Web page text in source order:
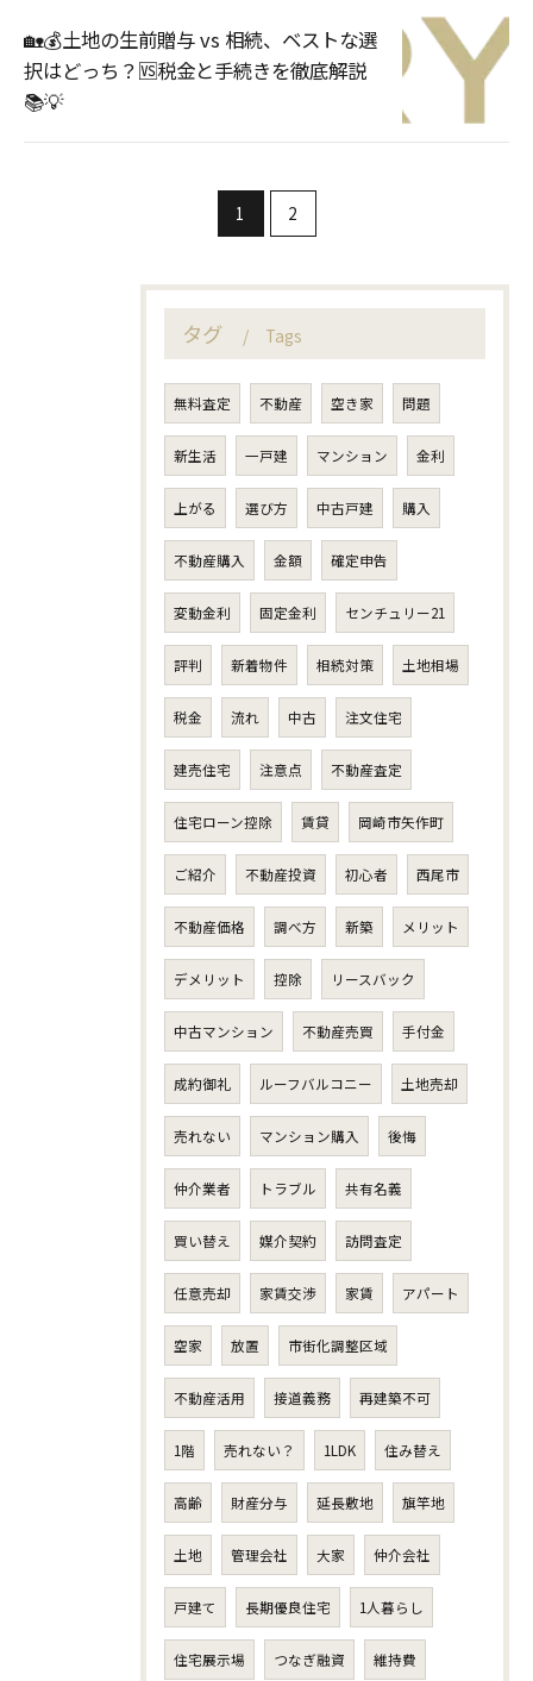
🏡💰土地の生前贈与 vs 相続、ベストな選
択はどっち？🆚税金と手続きを徹底解説
📚💡
1 2
タグ Tags
無料査定 不動産 空き家 問題
新生活 一戸建 マンション 金利
上がる 選び方 中古戸建 購入
不動産購入 金額 確定申告
変動金利 固定金利 センチュリー21
評判 新着物件 相続対策 土地相場
税金 流れ 中古 注文住宅
建売住宅 注意点 不動産査定
住宅ローン控除 賃貸 岡崎市矢作町
ご紹介 不動産投資 初心者 西尾市
不動産価格 調べ方 新築 メリット
デメリット 控除 リースバック
中古マンション 不動産売買 手付金
成約御礼 ルーフバルコニー 土地売却
売れない マンション購入 後悔
仲介業者 トラブル 共有名義
買い替え 媒介契約 訪問査定
任意売却 家賃交渉 家賃 アパート
空家 放置 市街化調整区域
不動産活用 接道義務 再建築不可
1階 売れない？ 1LDK 住み替え
高齢 財産分与 延長敷地 旗竿地
土地 管理会社 大家 仲介会社
戸建て 長期優良住宅 1人暮らし
住宅展示場 つなぎ融資 維持費